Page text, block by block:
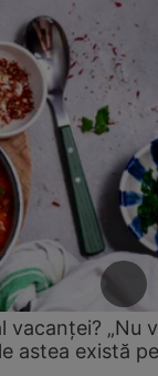
vacanței? „Nu
astea există